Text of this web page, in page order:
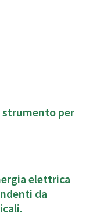
strumento per
elettrica
da